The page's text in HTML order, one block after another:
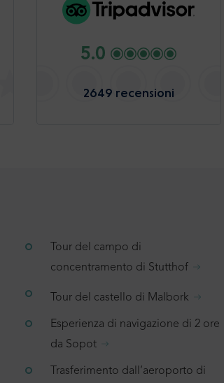
5.0
2649 recensioni
Tour del campo di
concentramento di Stutthof
Tour del castello di Malbork
Esperienza di navigazione di 2 ore
da Sopot
Trasferimento dall’aeroporto di